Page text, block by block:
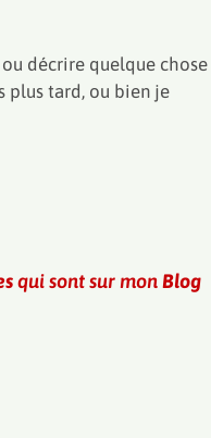
décrire quelque chose
plus tard, ou bien je
qui sont sur monBlog